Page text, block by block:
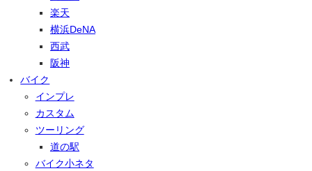
楽天
横浜DeNA
西武
阪神
バイク
インプレ
カスタム
ツーリング
道の駅
バイク小ネタ